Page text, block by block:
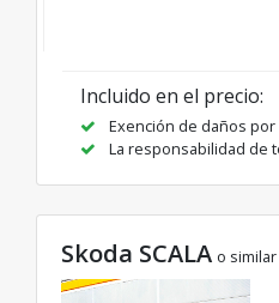
Incluido en el precio:
Exención de daños por
La responsabilidad de
Skoda SCALA o similar